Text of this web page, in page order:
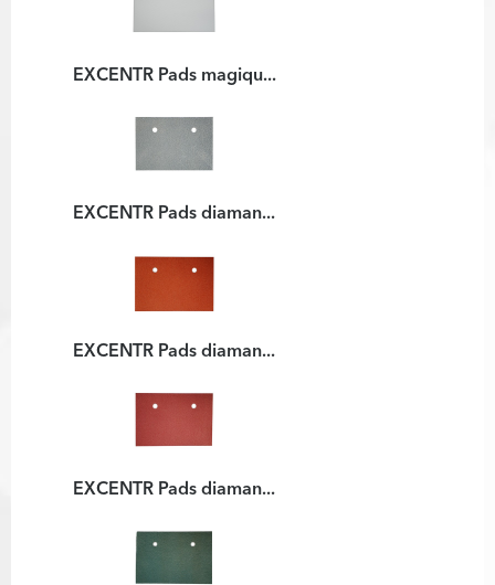
EXCENTR Pads magiqu...
EXCENTR Pads diaman...
EXCENTR Pads diaman...
EXCENTR Pads diaman...